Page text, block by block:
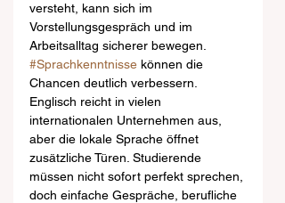
versteht, kann sich im
Vorstellungsgespräch und im
Arbeitsalltag sicherer bewegen.
#Sprachkenntnisse können die
Chancen deutlich verbessern.
Englisch reicht in vielen
internationalen Unternehmen aus,
aber die lokale Sprache öffnet
zusätzliche Türen. Studierende
müssen nicht sofort perfekt sprechen,
doch einfache Gespräche, berufliche